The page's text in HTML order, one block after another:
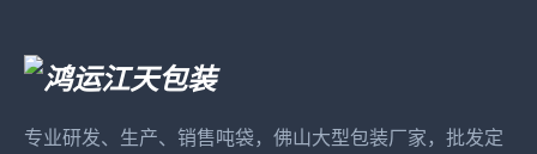
专业研发、生产、销售吨袋，佛山大型包装厂家，批发定